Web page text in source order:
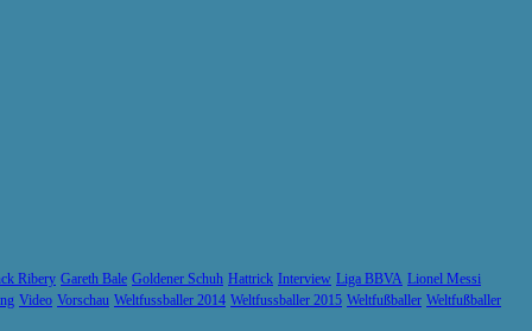
Ribery Gareth Bale Goldener Schuh Hattrick Interview Liga BBVA Lionel Messi
Video Vorschau Weltfussballer 2014 Weltfussballer 2015 Weltfußballer Weltfußballer